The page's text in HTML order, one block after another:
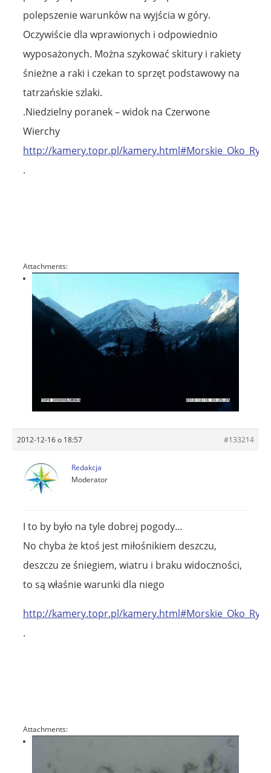
polepszenie warunków na wyjścia w góry.
Oczywiście dla wprawionych i odpowiednio
wyposażonych. Można szykować skitury i rakiety
śnieżne a raki i czekan to sprzęt podstawowy na
tatrzańskie szlaki.
.Niedzielny poranek – widok na Czerwone
Wierchy
http://kamery.topr.pl/kamery.html#Morskie_Oko_Rysy
.
Attachments:
2012-12-16 o 18:57 #133214
Redakcja
Moderator
I to by było na tyle dobrej pogody…
No chyba że ktoś jest miłośnikiem deszczu,
deszczu ze śniegiem, wiatru i braku widoczności,
to są właśnie warunki dla niego
http://kamery.topr.pl/kamery.html#Morskie_Oko_Rysy
.
Attachments: